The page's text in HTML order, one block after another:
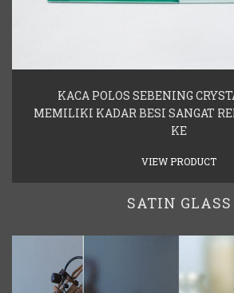
KACA POLOS SEBENING
MEMILIKI KADAR BESI SANGAT
KE
VIEW PRODUCT
SATIN GLASS